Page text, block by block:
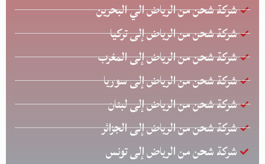
شركة شحن من الرياض الي البحرين
شركة شحن من الرياض إلى تركيا
شركة شحن من الرياض إلى المغرب
شركة شحن من الرياض إلى سوريا
شركة شحن من الرياض إلى لبنان
شركة شحن من الرياض إلى الجزائر
شركة شحن من الرياض إلى تونس